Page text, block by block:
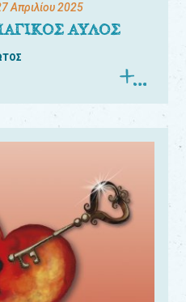
Απριλίου 2025
ΑΥΛΟΣ